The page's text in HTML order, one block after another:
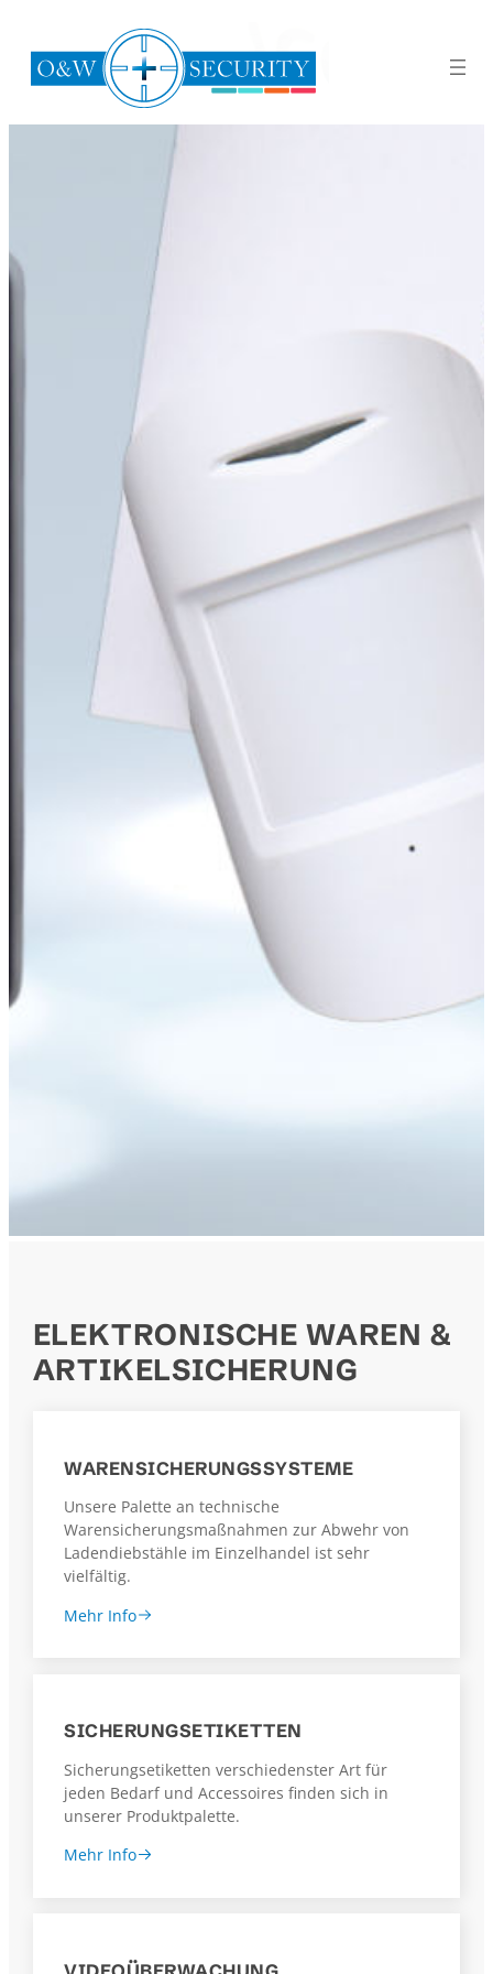
ELEKTRONISCHE WAREN &
ARTIKELSICHERUNG
WARENSICHERUNGS­SYSTEME
Unsere Palette an technische
Warensicherungsmaßnahmen zur Abwehr von
Ladendiebstähle im Einzelhandel ist sehr
vielfältig.
Mehr Info
SICHERUNGS­ETIKETTEN
Sicherungsetiketten verschiedenster Art für
jeden Bedarf und Accessoires finden sich in
unserer Produktpalette.
Mehr Info